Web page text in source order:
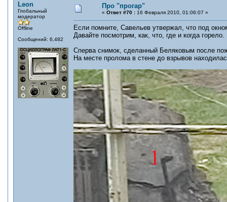
Leon
Глобальный
модератор
Offline
Сообщений: 6,482
Про "прогар"
« Ответ #70 : 16 Февраля 2010, 01:06:07 »
Если помните, Савельев утвержал, что под
Давайте посмотрим, как, что, где и когда горело.
Сперва снимок, сделанный Беляковым после
На месте пролома в стене до взрывов